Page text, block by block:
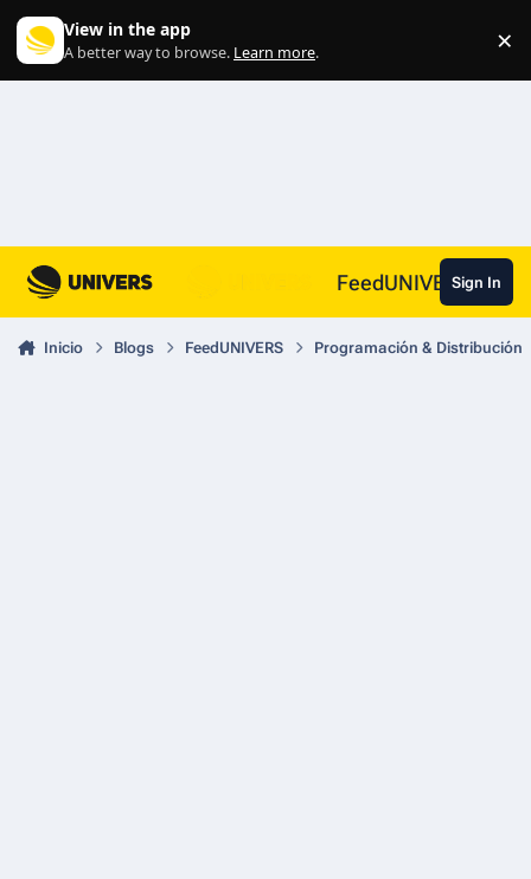
View in the app
A better way to browse. Learn more. ×
FeedUNIVERSSign In
Inicio Blogs FeedUNIVERS Programación & Distribución